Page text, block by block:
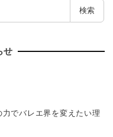
検索
せ
でバレエ界を変えたい理